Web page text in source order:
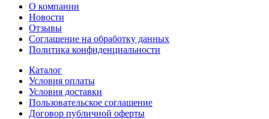
О компании
Новости
Отзывы
Соглашение на обработку данных
Политика конфиденциальности
Каталог
Условия оплаты
Условия доставки
Пользовательское соглашение
Договор публичной оферты